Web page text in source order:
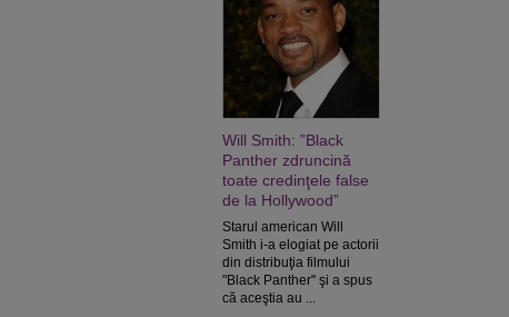
Will Smith: ”Black
Panther zdruncină
toate credinţele false
de la Hollywood”
Starul american Will
Smith i-a elogiat pe actorii
din distribuţia filmului
"Black Panther" şi a spus
că aceştia au ...